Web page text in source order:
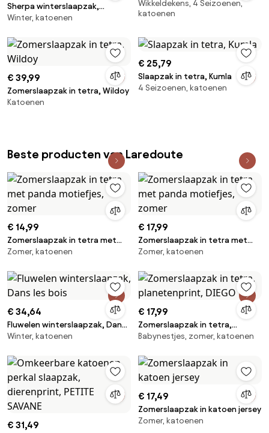
Sherpa winterslaapzak,
scheidbare benen
Winter, katoenen
Wikkeldekens, 4 Seizoenen,
katoenen
€ 39,99
Zomerslaapzak in tetra, Wildoy
Katoenen
€ 25,79
Slaapzak in tetra, Kumla
4 Seizoenen, katoenen
Beste producten van Laredoute
€ 14,99
Zomerslaapzak in tetra met
panda motiefjes, zomer
Zomer, katoenen
€ 17,99
Zomerslaapzak in tetra met
panda motiefjes, zomer
Zomer, katoenen
€ 34,64
Fluwelen winterslaapzak, Dans
les bois
Winter, katoenen
€ 17,99
Zomerslaapzak in tetra,
planetenprint, DIEGO
Babynestjes, zomer, katoenen
€ 31,49
€ 17,49
Zomerslaapzak in katoen jersey
Zomer, katoenen